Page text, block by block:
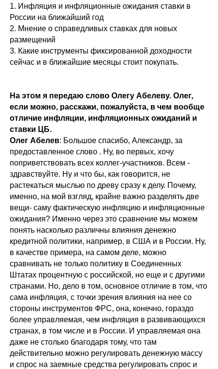
1. Инфляция и инфляционные ожидания ставки в
России на ближайший год
2. Мнение о справедливых ставках для новых
размещений
3. Какие инструменты фиксированной доходности
сейчас и в ближайшие месяцы стоит покупать.
На этом я передаю слово Олегу Абелеву. Олег,
если можно, расскажи, пожалуйста, в чем вообще
отличие инфляции, инфляционных ожиданий и
ставки ЦБ.
Олег Абелев: Большое спасибо, Александр, за
предоставленное слово . Ну, во первых, хочу
поприветствовать всех коллег-участников. Всем -
здравствуйте. Ну и что бы, как говорится, не
растекаться мыслью по древу сразу к делу. Почему,
именно, на мой взгляд, крайне важно разделять две
вещи- саму фактическую инфляцию и инфляционные
ожидания? Именно через это сравнение мы можем
понять насколько различны влияния денежно
кредитной политики, например, в США и в России. Ну,
в качестве примера, на самом деле, можно
сравнивать не только политику в Соединенных
Штатах процентную с российской, но еще и с другими
странами. Но, дело в том, основное отличие в том, что
сама инфляция, с точки зрения влияния на нее со
стороны инструментов ФРС, она, конечно, гораздо
более управляемая, чем инфляция в развивающихся
странах, в том числе и в России. И управляемая она
даже не столько благодаря тому, что там
действительно можно регулировать денежную массу
и спрос на заемные средства регулировать спрос и